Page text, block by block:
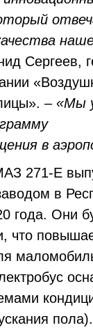
Сергеев,
– «Мы
в
271-Е
в
года. Они
что